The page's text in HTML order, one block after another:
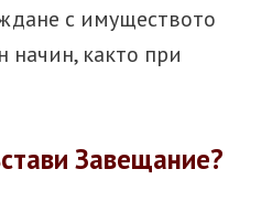
с имуществото
начин, както при
Завещание?